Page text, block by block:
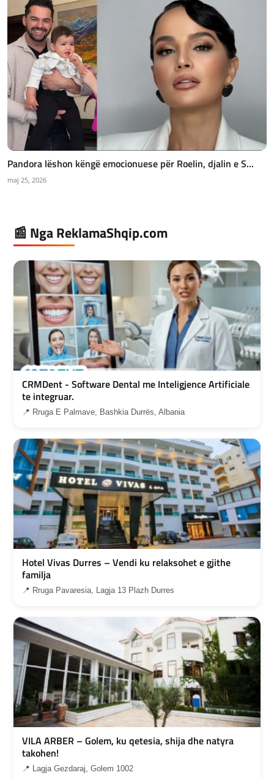
Pandora lëshon këngë emocionuese për Roelin, djalin e S...
maj 25, 2026
📰 Nga ReklamaShqip.com
CRMDent - Software Dental me Inteligjence Artificiale
te integruar.
📍 Rruga E Palmave, Bashkia Durrës, Albania
Hotel Vivas Durres – Vendi ku relaksohet e gjithe
familja
📍 Rruga Pavaresia, Lagja 13 Plazh Durres
VILA ARBER – Golem, ku qetesia, shija dhe natyra
takohen!
📍 Lagja Gezdaraj, Golem 1002